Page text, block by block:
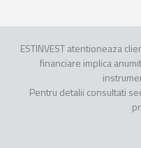
ESTINVEST atentioneaza
financiare implica
Pentru detalii consultati